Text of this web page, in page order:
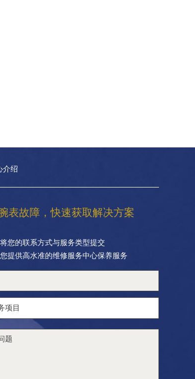
介绍
表故障，快速获取解决方案
您的联系方式与服务类型提交
提供高水准的维修服务中心保养服务